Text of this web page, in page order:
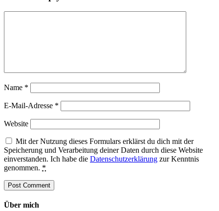
Name *
E-Mail-Adresse *
Website
Mit der Nutzung dieses Formulars erklärst du dich mit der
Speicherung und Verarbeitung deiner Daten durch diese Website
einverstanden. Ich habe die Datenschutzerklärung zur Kenntnis
genommen. *
Über mich